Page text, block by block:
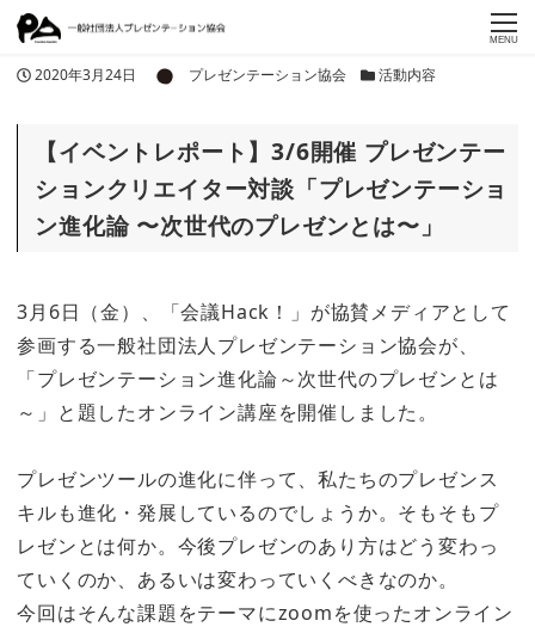
MENU
投稿日
2020年3月24日 著者 プレゼンテーション協会 カテゴリー
活動内容
【イベントレポート】3/6開催 プレゼンテー
ションクリエイター対談「プレゼンテーショ
ン進化論 〜次世代のプレゼンとは〜」
3月6日（金）、「会議Hack！」が協賛メディアとして
参画する一般社団法人プレゼンテーション協会が、
「プレゼンテーション進化論～次世代のプレゼンとは
～」と題したオンライン講座を開催しました。
プレゼンツールの進化に伴って、私たちのプレゼンス
キルも進化・発展しているのでしょうか。そもそもプ
レゼンとは何か。今後プレゼンのあり方はどう変わっ
ていくのか、あるいは変わっていくべきなのか。
今回はそんな課題をテーマにzoomを使ったオンライン